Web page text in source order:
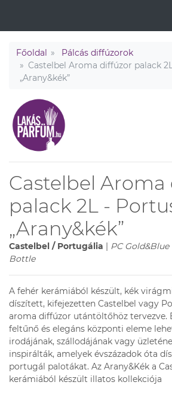
Főoldal
Pálcás diffúzorok
Castelbel Aroma diffúzor palack
„Arany&kék”
Castelbel
palack 2L -
„Arany&kék”
Castelbel / Portugália | PC
Bottle
A fehér kerámiából készült, kék
díszített, kifejezetten Castelbel vagy
aroma diffúzor utántöltőhöz tervezve.
feltűnő és elegáns központi eleme
irodájának, szállodájának vagy
inspirálták, amelyek évszázadok óta
portugál palotákat. Az Arany&Kék a
kerámiából készült illatos kollekciója